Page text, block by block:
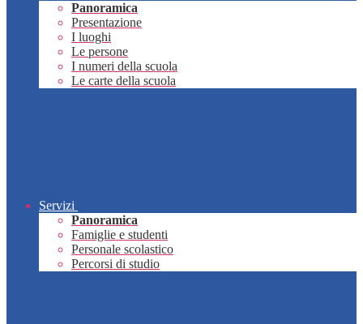
Panoramica
Presentazione
I luoghi
Le persone
I numeri della scuola
Le carte della scuola
Servizi
Panoramica
Famiglie e studenti
Personale scolastico
Percorsi di studio